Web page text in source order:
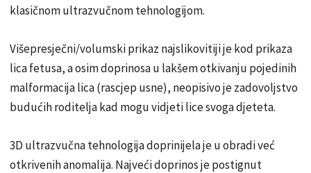
klasičnom ultrazvučnom tehnologijom.
Višepresječni/volumski prikaz najslikovitiji je kod prikaza
lica fetusa, a osim doprinosa u lakšem otkivanju pojedinih
malformacija lica (rascjep usne), neopisivo je zadovoljstvo
budućih roditelja kad mogu vidjeti lice svoga djeteta.
3D ultrazvučna tehnologija doprinijela je u obradi već
otkrivenih anomalija. Najveći doprinos je postignut